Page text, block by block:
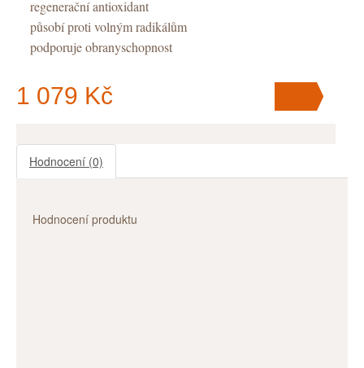
regenerační antioxidant
působí proti volným radikálům
podporuje obranyschopnost
1 079 Kč
V košíku
Hodnocení (0)
Hodnocení produktu